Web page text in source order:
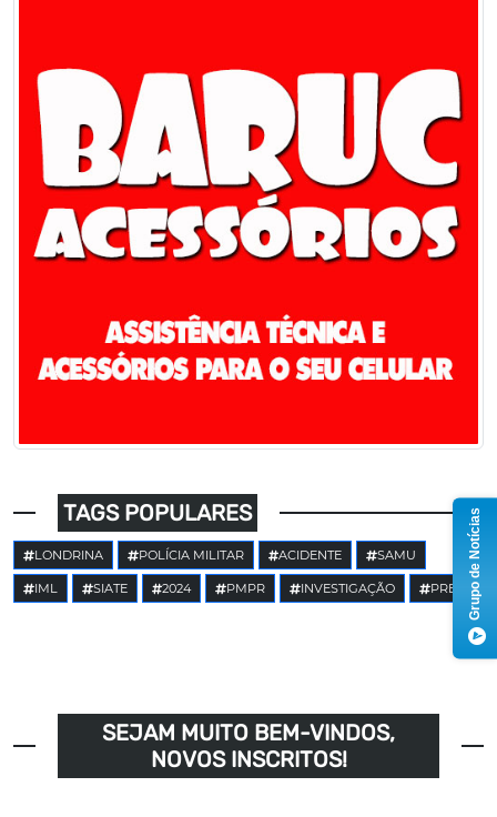
TAGS POPULARES
LONDRINA POLÍCIA MILITAR ACIDENTE SAMU
IML SIATE 2024 PMPR INVESTIGAÇÃO PRE
SEJAM MUITO BEM-VINDOS,
NOVOS INSCRITOS!
Grupo de Notícias